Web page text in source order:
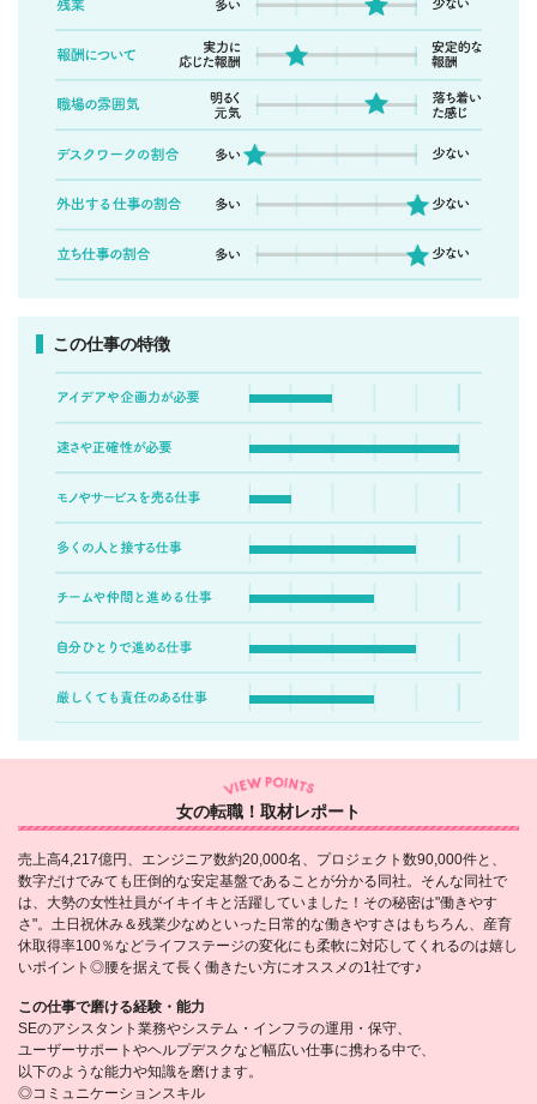
この仕事の特徴
女の転職！取材レポート
売上高4,217億円、エンジニア数約20,000名、プロジェクト数90,000件と、
数字だけでみても圧倒的な安定基盤であることが分かる同社。そんな同社で
は、大勢の女性社員がイキイキと活躍していました！その秘密は"働きやす
さ"。土日祝休み＆残業少なめといった日常的な働きやすさはもちろん、産育
休取得率100％などライフステージの変化にも柔軟に対応してくれるのは嬉し
いポイント◎腰を据えて長く働きたい方にオススメの1社です♪
この仕事で磨ける経験・能力
SEのアシスタント業務やシステム・インフラの運用・保守、
ユーザーサポートやヘルプデスクなど幅広い仕事に携わる中で、
以下のような能力や知識を磨けます。
◎コミュニケーションスキル